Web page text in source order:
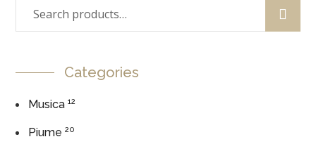
Categories
Musica 12
Piume 20